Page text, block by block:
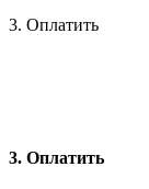
3. Оплатить
3. Оплатить